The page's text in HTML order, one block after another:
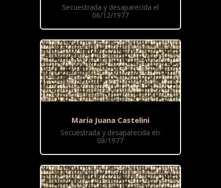
Secuestrada y desaparecida el
06/12/1977
María Juana Castelini
Secuestrada y desaparecida en
08/1977